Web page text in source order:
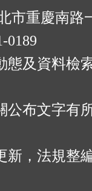
市重慶南路
0189
態及資料檢
公布文字有
新，法規整